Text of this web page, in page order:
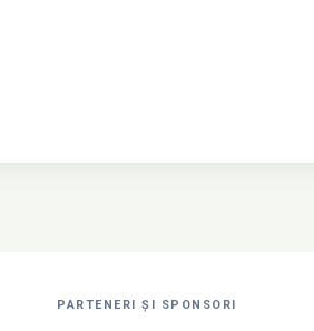
PARTENERI ȘI SPONSORI